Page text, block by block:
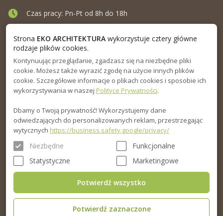
MENU
INFORMACJA
PORADNIK
Czas pracy: Pn-Pt od 8h do 18h
Strona EKO ARCHITEKTURAwykorzystuje cztery główne
rodzaje plików cookies.
Kontynuując przeglądanie, zgadzasz się na niezbędne pliki
cookie. Możesz także wyrazić zgodę na użycie innych plików
cookie. Szczegółowe informacje o plikach cookies i sposobie ich
wykorzystywania w naszej Polityce Prywatności.
Dbamy o Twoją prywatność! Wykorzystujemy dane
odwiedzających do personalizowanych reklam, przestrzegając
wytycznych https://business.safety.google/privacy/
Niezbędne
Funkcjonalne
Statystyczne
Marketingowe
Potwierdź zaznaczone
Potwierdź wszystko